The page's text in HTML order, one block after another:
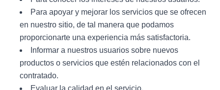
Para apoyar y mejorar los servicios que se ofrecen
en nuestro sitio, de tal manera que podamos
proporcionarte una experiencia más satisfactoria.
Informar a nuestros usuarios sobre nuevos
productos o servicios que estén relacionados con el
contratado.
Evaluar la calidad en el servicio.